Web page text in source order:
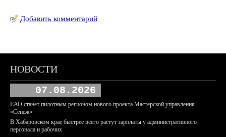
Добавить комментарий
НОВОСТИ
07.08.2026
ЕАО станет пилотным регионом нового проекта Мастерской управления
«Сенеж»
В Хабаровском крае быстрее всего растут зарплаты у административного
персонала и рабочих